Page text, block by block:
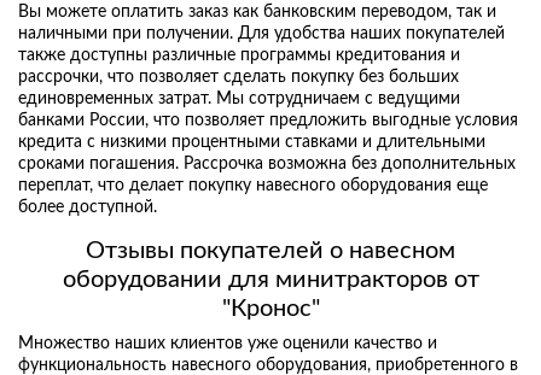
Вы можете оплатить заказ как банковским переводом, так и
наличными при получении. Для удобства наших покупателей
также доступны различные программы кредитования и
рассрочки, что позволяет сделать покупку без больших
единовременных затрат. Мы сотрудничаем с ведущими
банками России, что позволяет предложить выгодные условия
кредита с низкими процентными ставками и длительными
сроками погашения. Рассрочка возможна без дополнительных
переплат, что делает покупку навесного оборудования еще
более доступной.
Отзывы покупателей о навесном
оборудовании для минитракторов от
"Кронос"
Множество наших клиентов уже оценили качество и
функциональность навесного оборудования, приобретенного в